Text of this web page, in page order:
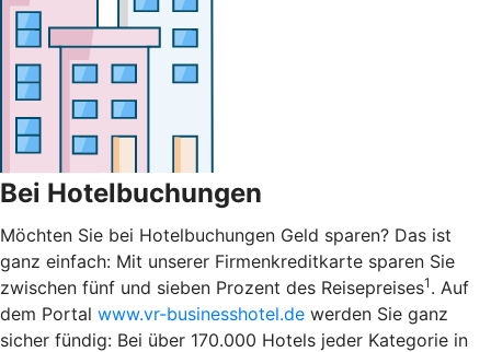
Bei Hotelbuchungen
Möchten Sie bei Hotelbuchungen Geld sparen? Das ist
ganz einfach: Mit unserer Firmenkreditkarte sparen Sie
zwischen fünf und sieben Prozent des Reisepreises1 . Auf
dem Portal www.vr-businesshotel.de werden Sie ganz
sicher fündig: Bei über 170.000 Hotels jeder Kategorie in